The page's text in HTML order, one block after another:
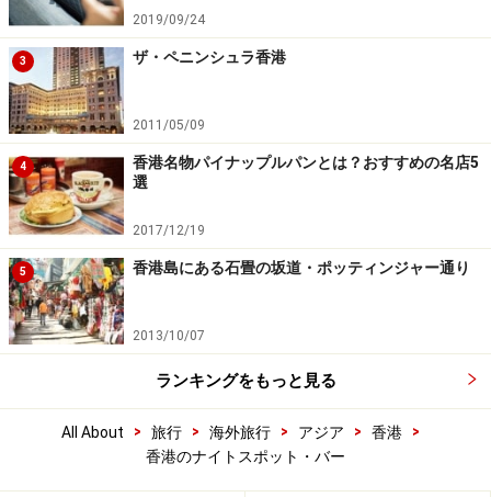
2019/09/24
3 ザ・ペニンシュラ香港
2011/05/09
4
香港名物パイナップルパンとは？おすすめの名店5
選
2017/12/19
5 香港島にある石畳の坂道・ポッティンジャー通り
2013/10/07
ランキングをもっと見る
All About > 旅行 > 海外旅行 > アジア > 香港
>
香港のナイトスポット・バー